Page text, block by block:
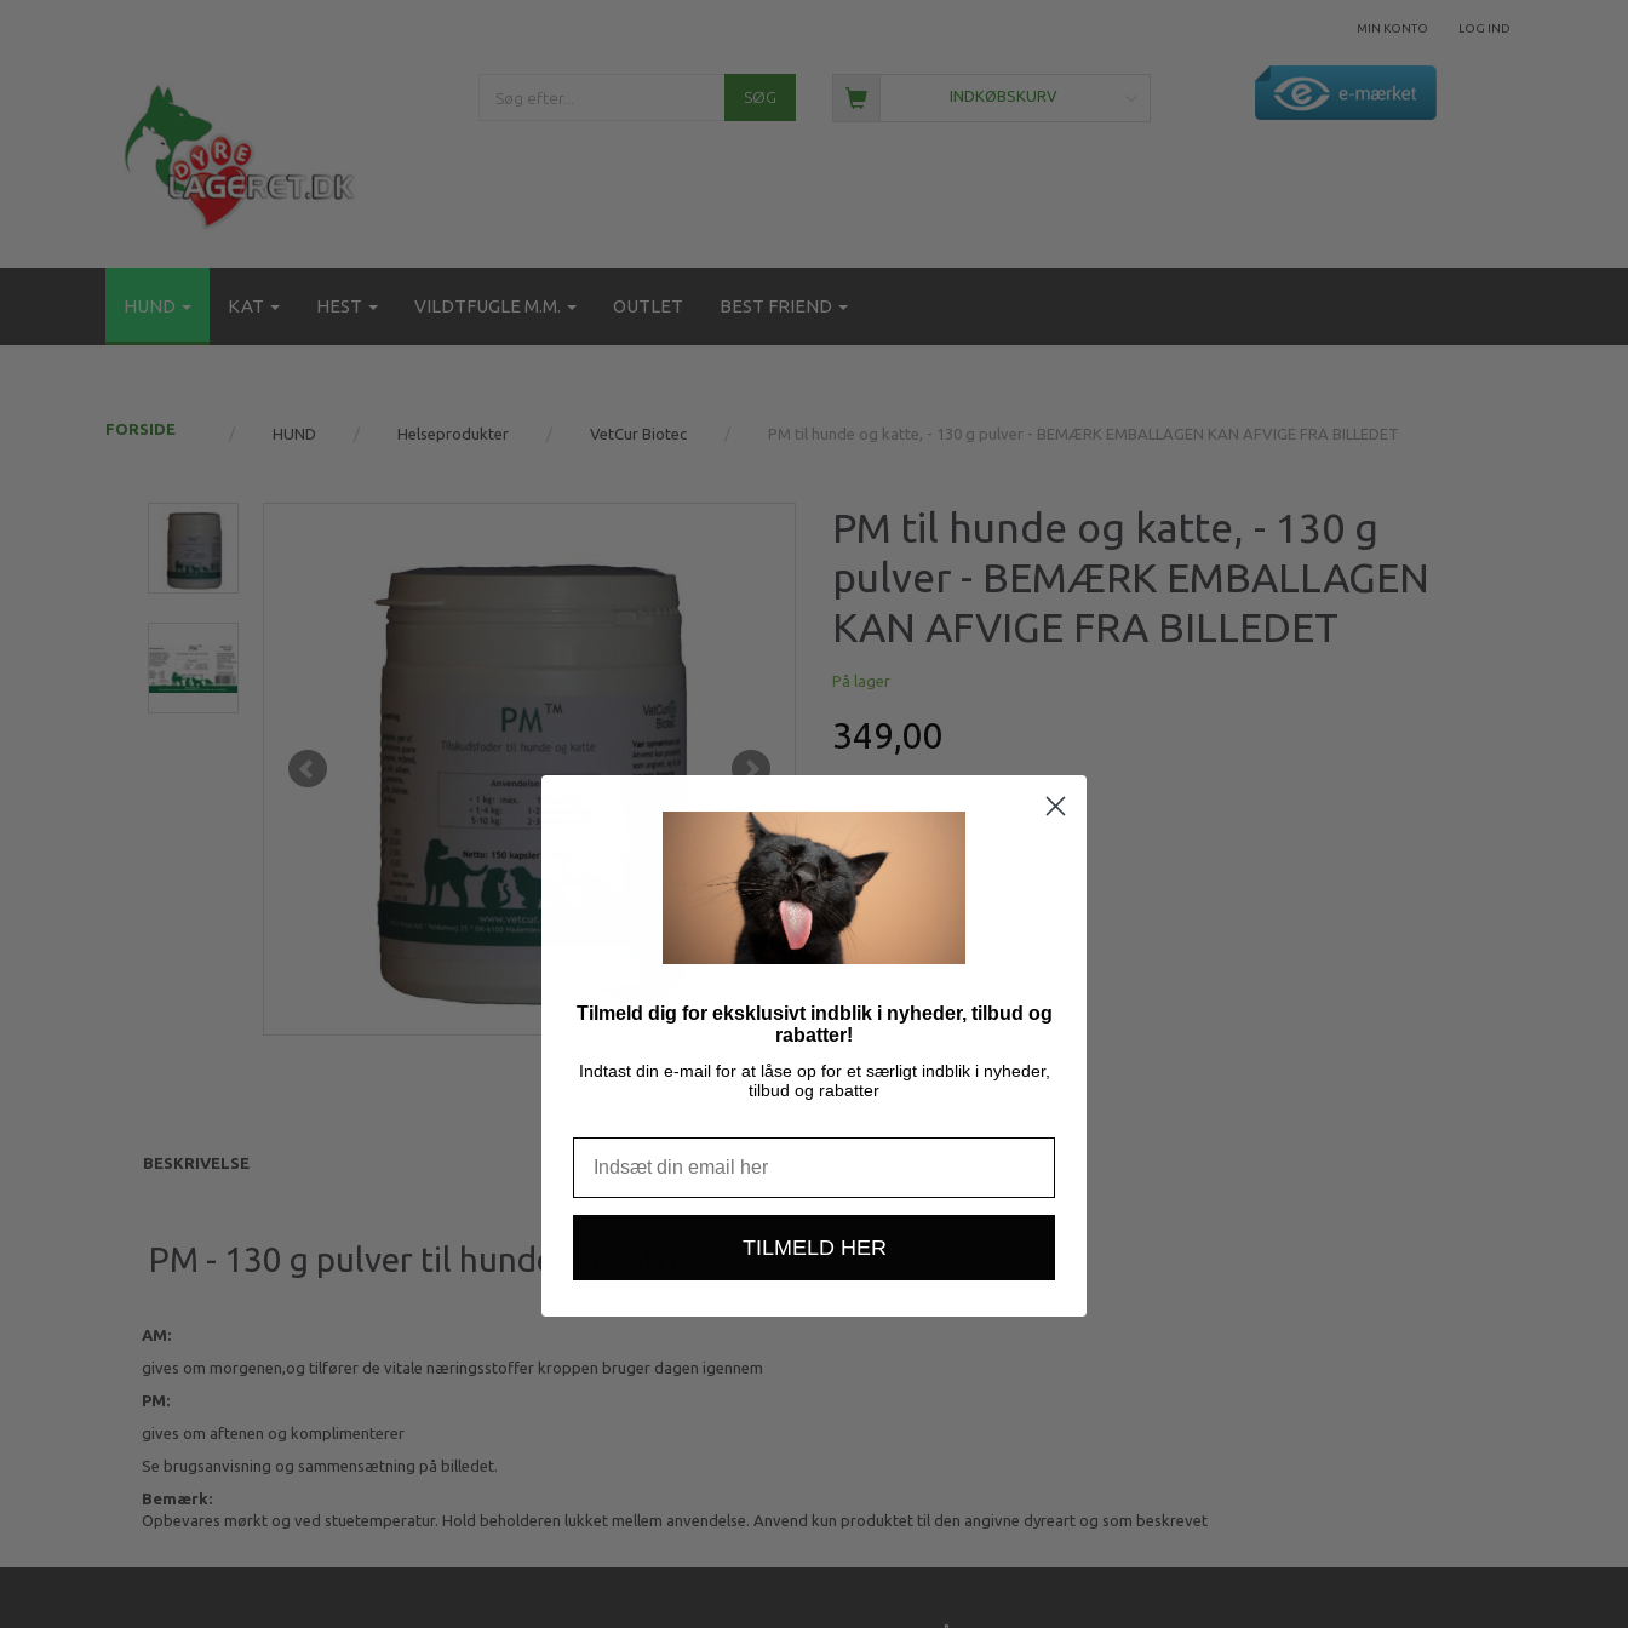
LOG IND
MIN KONTO
SØG INDKØBSKURV
HUND KAT HEST VILDTFUGLE M.M. OUTLET BEST FRIEND
FORSIDE HUND Helseprodukter VetCur Biotec PM til hunde og katte, - 130 g pulver - BEMÆRK EMBALLAGEN KAN AFVIGE FRA BILLEDET
PM til hunde og katte, - 130 g
pulver - BEMÆRK EMBALLAGEN
KAN AFVIGE FRA BILLEDET
På lager
349,00
Læg i kurv
Model/varenr.:
PM - 130 g pulver
BESKRIVELSE
PM - 130 g pulver til hunde og katte
AM:
gives om morgenen,og tilfører de vitale næringsstoffer kroppen bruger dagen igennem
PM:
gives om aftenen og komplimenterer
Se brugsanvisning og sammensætning på billedet.
Bemærk:
Opbevares mørkt og ved stuetemperatur. Hold beholderen lukket mellem anvendelse. Anvend kun produktet til den angivne dyreart og som beskrevet
Tilmeld dig for eksklusivt indblik i nyheder, tilbud og
rabatter!
Indtast din e-mail for at låse op for et særligt indblik i nyheder,
tilbud og rabatter
TILMELD HER